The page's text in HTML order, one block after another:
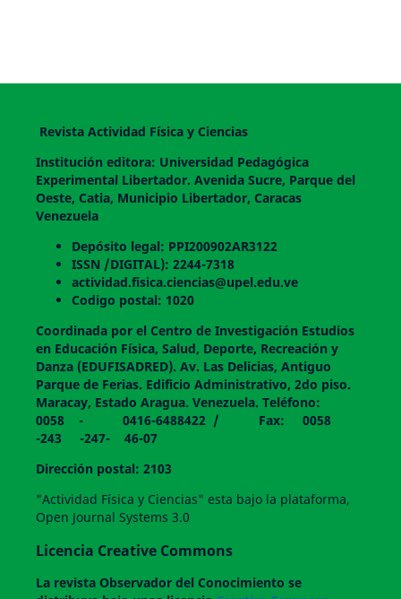
Revista Actividad Física y Ciencias
Institución editora: Universidad Pedagógica
Experimental Libertador. Avenida Sucre, Parque del
Oeste, Catia, Municipio Libertador, Caracas
Venezuela
Depósito legal: PPI200902AR3122
ISSN /DIGITAL): 2244-7318
actividad.fisica.ciencias@upel.edu.ve
Codigo postal: 1020
Coordinada por el Centro de Investigación Estudios
en Educación Física, Salud, Deporte, Recreación y
Danza (EDUFISADRED). Av. Las Delicias, Antiguo
Parque de Ferias. Edificio Administrativo, 2do piso.
Maracay, Estado Aragua. Venezuela. Teléfono:
0058 - 0416-6488422 / Fax: 0058
-243 -247- 46-07
Dirección postal: 2103
"Actividad Física y Ciencias" esta bajo la plataforma,
Open Journal Systems 3.0
Licencia Creative Commons
La revistaObservador del Conocimiento se